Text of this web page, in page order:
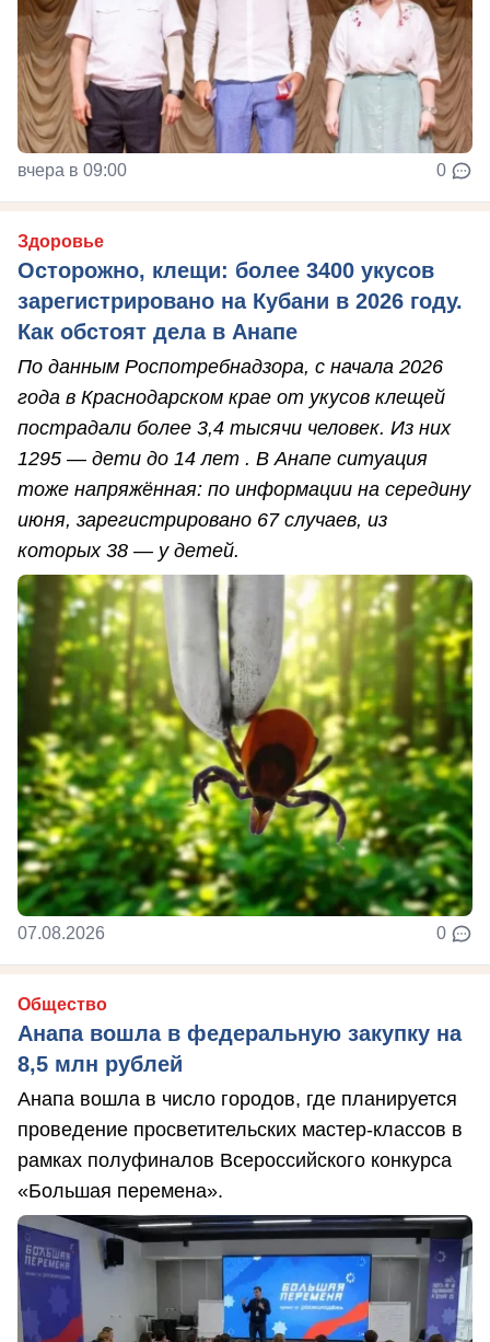
вчера в 09:00 0
Здоровье
Осторожно, клещи: более 3400 укусов
зарегистрировано на Кубани в 2026 году.
Как обстоят дела в Анапе
По данным Роспотребнадзора, с начала 2026
года в Краснодарском крае от укусов клещей
пострадали более 3,4 тысячи человек. Из них
1295 — дети до 14 лет . В Анапе ситуация
тоже напряжённая: по информации на середину
июня, зарегистрировано 67 случаев, из
которых 38 — у детей.
07.08.2026 0
Общество
Анапа вошла в федеральную закупку на
8,5 млн рублей
Анапа вошла в число городов, где планируется
проведение просветительских мастер-классов в
рамках полуфиналов Всероссийского конкурса
«Большая перемена».